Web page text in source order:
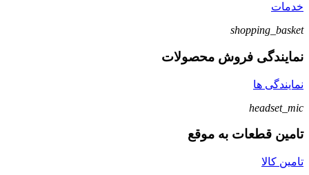
خدمات
shopping_basket
نمایندگی فروش محصولات
نمایندگی ها
headset_mic
تامین قطعات به موقع
تامین کالا